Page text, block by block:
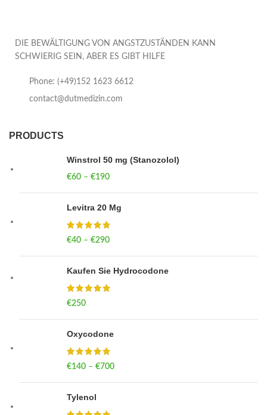
DIE BEWÄLTIGUNG VON ANGSTZUSTÄNDEN KANN
SCHWIERIG SEIN, ABER ES GIBT HILFE
Phone: (+49)152 1623 6612
contact@dutmedizin.com
PRODUCTS
Winstrol 50 mg (Stanozolol)
€60 – €190
Levitra 20 Mg
€40 – €290
Kaufen Sie Hydrocodone
€250
Oxycodone
€140 – €700
Tylenol